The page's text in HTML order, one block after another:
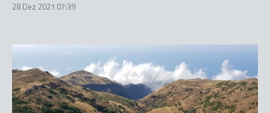
28 Dez 2021 07:39